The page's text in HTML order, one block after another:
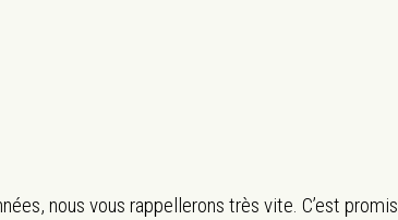
nous vous rappellerons très vite. C’est promis